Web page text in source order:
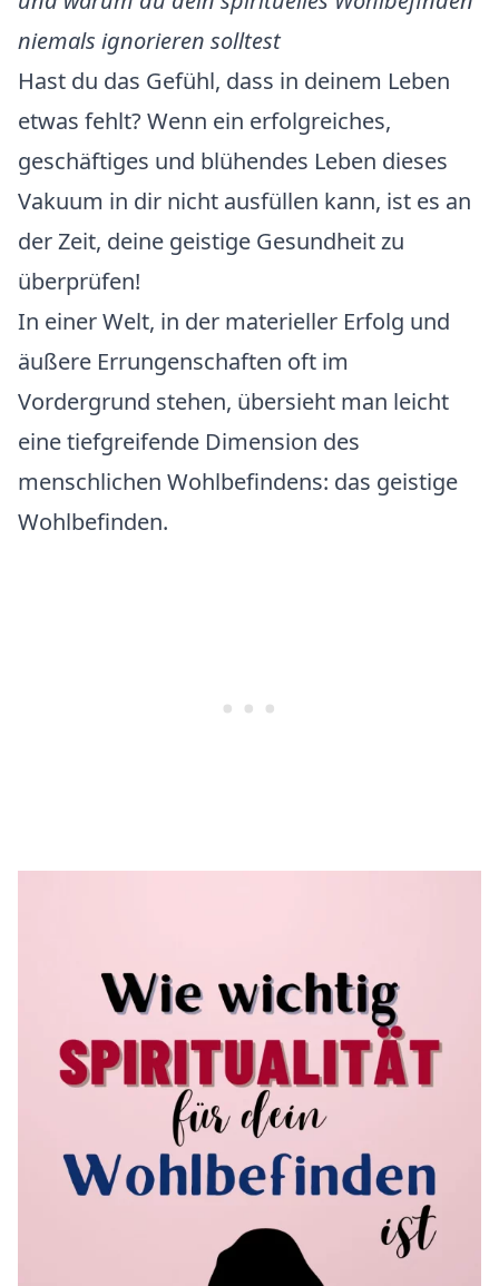
niemals ignorieren solltest
Hast du das Gefühl, dass in deinem Leben
etwas fehlt? Wenn ein erfolgreiches,
geschäftiges und blühendes Leben dieses
Vakuum in dir nicht ausfüllen kann, ist es an
der Zeit, deine geistige Gesundheit zu
überprüfen!
In einer Welt, in der materieller Erfolg und
äußere Errungenschaften oft im
Vordergrund stehen, übersieht man leicht
eine tiefgreifende Dimension des
menschlichen Wohlbefindens: das geistige
Wohlbefinden.